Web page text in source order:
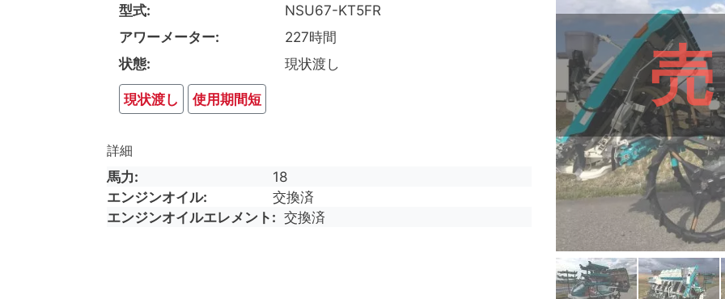
型式
NSU67-KT5FR
アワーメーター
227時間
状態
現状渡し
現状渡し 使用期間短
詳細
馬力
18
エンジンオイル
交換済
エンジンオイルエレメント
交換済